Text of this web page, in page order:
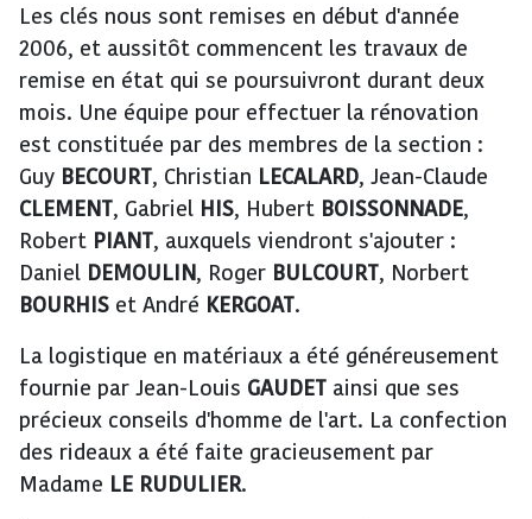
Les clés nous sont remises en début d'année
2006, et aussitôt commencent les travaux de
remise en état qui se poursuivront durant deux
mois. Une équipe pour effectuer la rénovation
est constituée par des membres de la section :
Guy BECOURT, Christian LECALARD, Jean-Claude
CLEMENT, Gabriel HIS, Hubert BOISSONNADE,
Robert PIANT, auxquels viendront s'ajouter :
Daniel DEMOULIN, Roger BULCOURT, Norbert
BOURHIS et André KERGOAT.
La logistique en matériaux a été généreusement
fournie par Jean-Louis GAUDET ainsi que ses
précieux conseils d'homme de l'art. La confection
des rideaux a été faite gracieusement par
Madame LE RUDULIER.